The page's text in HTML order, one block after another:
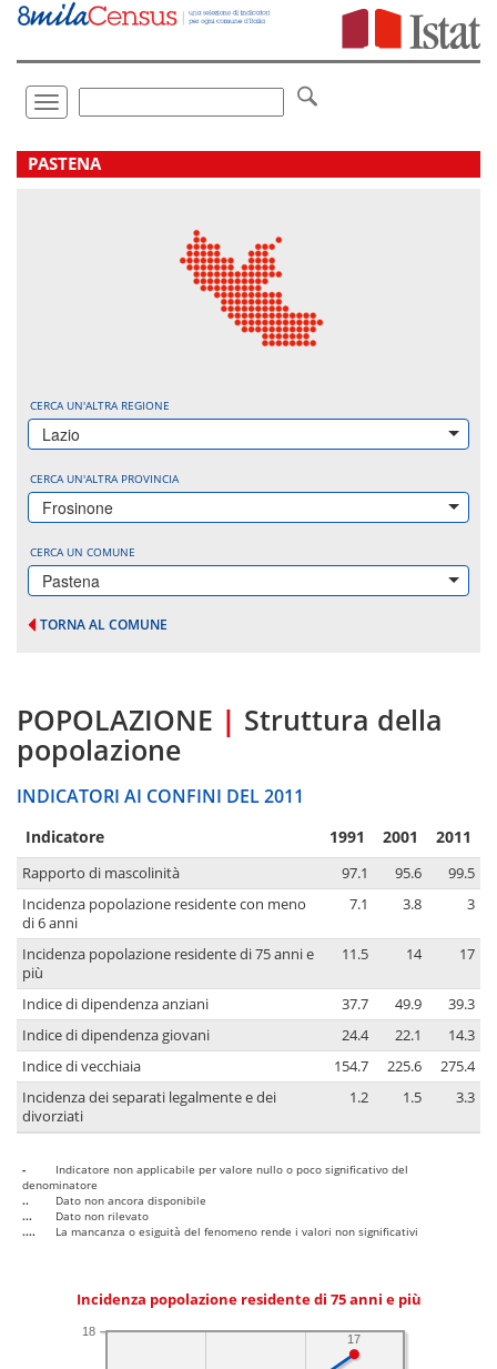
Vai
direttamente
Toggle
navigation
.
PASTENA
CERCA UN'ALTRA REGIONE
Lazio
CERCA UN'ALTRA PROVINCIA
Frosinone
CERCA UN COMUNE
Pastena
TORNA AL COMUNE
POPOLAZIONE | Struttura della
popolazione
INDICATORI AI CONFINI DEL 2011
Indicatore 1991 2001 2011
Rapporto di mascolinità 97.1 95.6
99.5
Incidenza popolazione residente con meno
di 6 anni
7.1 3.8 3
Incidenza popolazione residente di 75 anni e
più
11.5 14 17
Indice di dipendenza anziani 37.7 49.9
39.3
Indice di dipendenza giovani
24.4 22.1
14.3
Indice di vecchiaia
154.7 225.6
275.4
Incidenza dei separati legalmente e dei
divorziati
1.2 1.5 3.3
-
Indicatore non applicabile per valore nullo o poco significativo del
denominatore
..
Dato non ancora disponibile
...
Dato non rilevato
....
La mancanza o esiguità del fenomeno rende i valori non significativi
Incidenza popolazione residente di 75 anni e più
18
17